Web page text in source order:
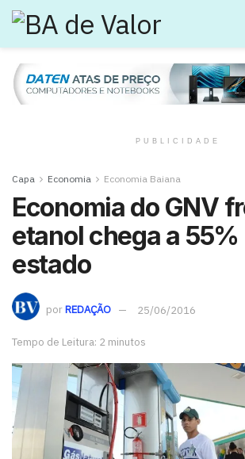
PUBLICIDADE
Capa Economia Economia Baiana
Economia do GNV
etanol chega a 55%
estado
porREDAÇÃO 25/06/2016
Tempo de Leitura: 2 minutos